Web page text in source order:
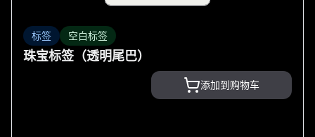
标签 空白标签
珠宝标签（透明尾巴）
添加到购物车